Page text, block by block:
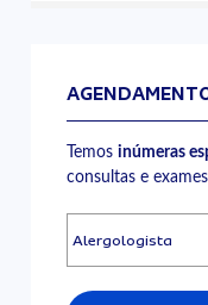
Temosinúmeras
consultas e